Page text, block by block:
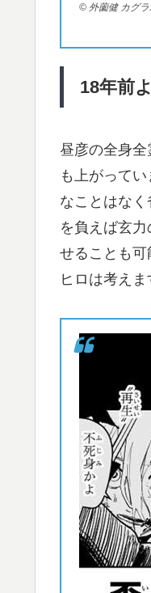
© 外薗健 カグ
18年前
昼彦の全身全
も上がって
なことはな
を負えば玄
せることも
ヒロは考えま